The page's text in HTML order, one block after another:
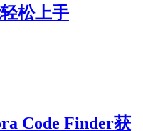
松上手
Code Finder获